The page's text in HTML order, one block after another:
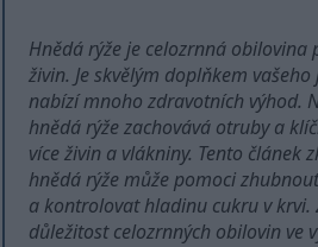
Hnědá rýže je celozrnná obilovina
živin. Je skvělým doplňkem
nabízí mnoho zdravotních výhod.
hnědá rýže zachovává otruby a
více živin a vlákniny. Tento článek
hnědá rýže může pomoci
a kontrolovat hladinu cukru v krvi.
důležitost celozrnných obilovin ve